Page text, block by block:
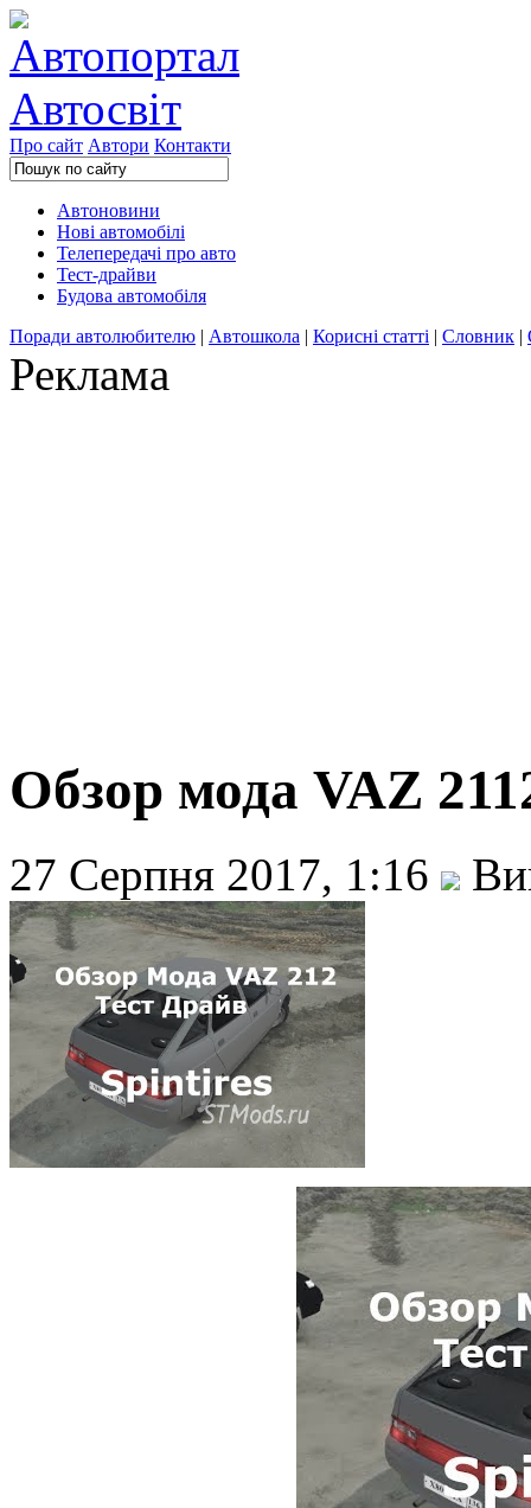
Про сайт Автори Контакти
Автоновини
Нові автомобілі
Телепередачі про авто
Тест-драйви
Будова автомобіля
Поради автолюбителю | Автошкола | Корисні статті | Словник |
Реклама
Обзор мода VAZ
27 Серпня 2017, 1:16